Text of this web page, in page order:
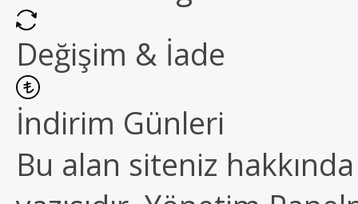
Değişim & İade
İndirim Günleri
Bu alan siteniz